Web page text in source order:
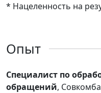
* Нацеленность на
Опыт
Специалист по
обращений,